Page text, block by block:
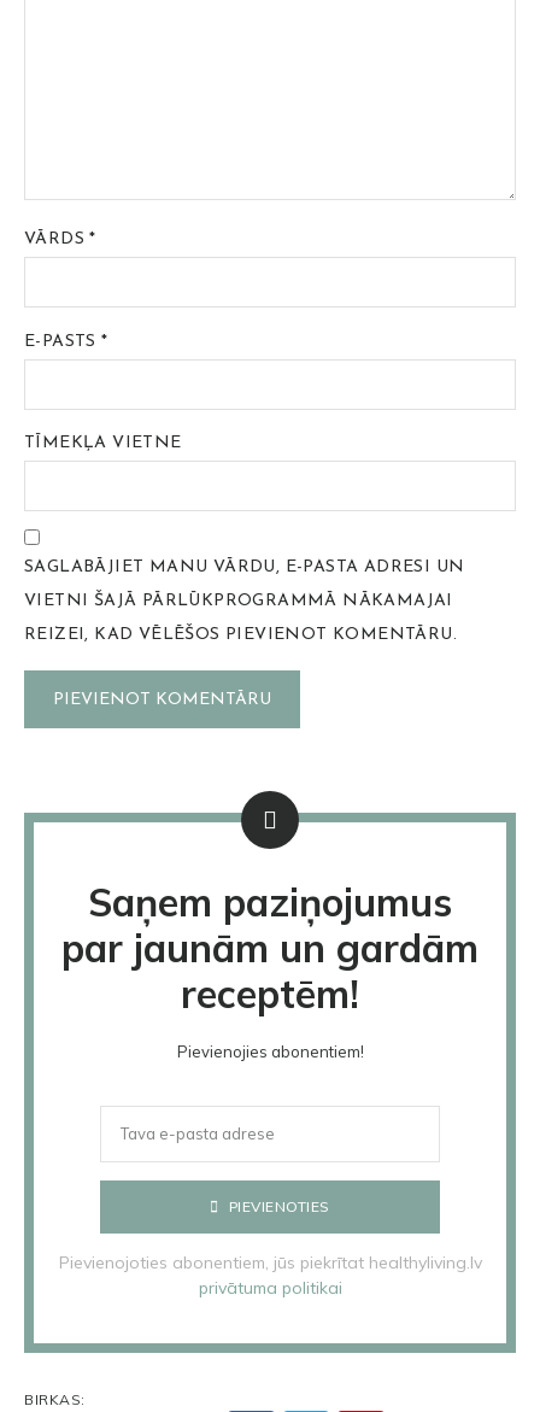
VĀRDS*
E-PASTS*
TĪMEKĻA VIETNE
SAGLABĀJIET MANU VĀRDU, E-PASTA ADRESI UN
VIETNI ŠAJĀ PĀRLŪKPROGRAMMĀ NĀKAMAJAI
REIZEI, KAD VĒLĒŠOS PIEVIENOT KOMENTĀRU.
Saņem paziņojumus
par jaunām un gardām
receptēm!
Pievienojies abonentiem!
PIEVIENOTIES
Pievienojoties abonentiem, jūs piekrītat healthyliving.lv
privātuma politikai
BIRKAS: